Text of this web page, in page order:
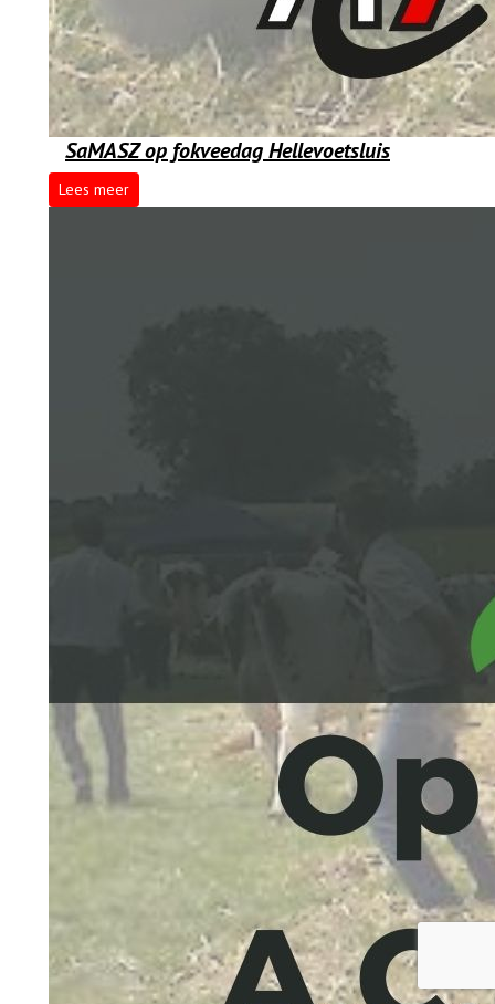
SaMASZ op fokveedag Hellevoetsluis
Lees meer